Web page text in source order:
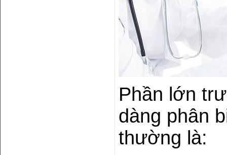
Phần lớn
dàng phân
thường là: